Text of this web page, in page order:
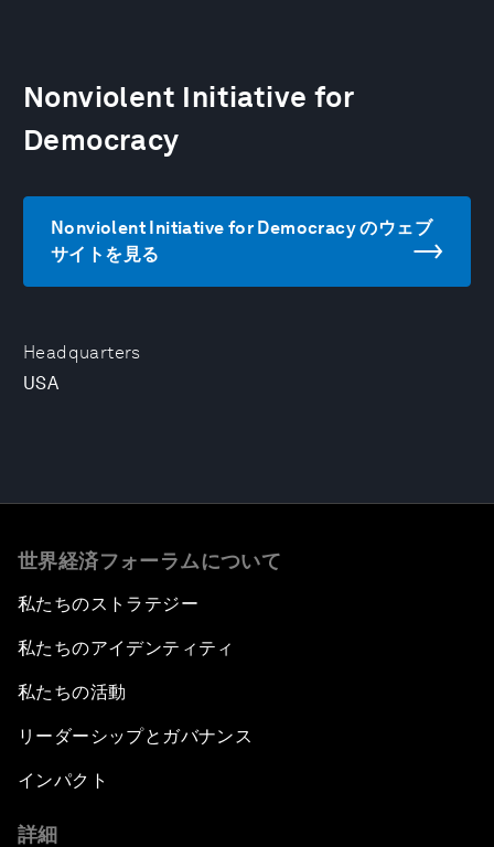
Headquarters
USA
Nonviolent Initiative for
Democracy
Nonviolent Initiative for Democracy のウェブ
サイトを見る
世界経済フォーラムについて
私たちのストラテジー
私たちのアイデンティティ
私たちの活動
リーダーシップとガバナンス
インパクト
詳細